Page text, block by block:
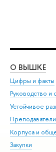
О ВЫШКЕ
Цифры и факты
Руководство и
Устойчивое
Корпуса и
Закупки